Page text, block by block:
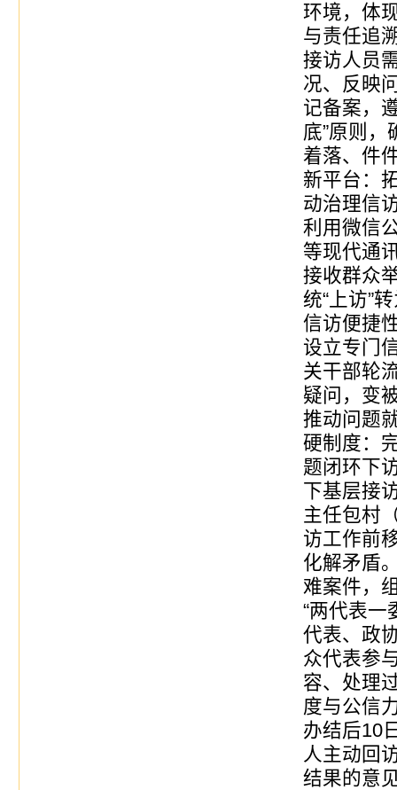
环境，体
与责任追
接访人员
况、反映
记备案，
底”原则，
着落、件
新平台：
动治理信
利用微信
等现代通
接收群众
统“上访”
信访便捷
设立专门
关干部轮
疑问，变
推动问题
硬制度：
题闭环下
下基层接
主任包村
访工作前
化解矛盾
难案件，
“两代表一
代表、政
众代表参
容、处理
度与公信
办结后10
人主动回
结果的意